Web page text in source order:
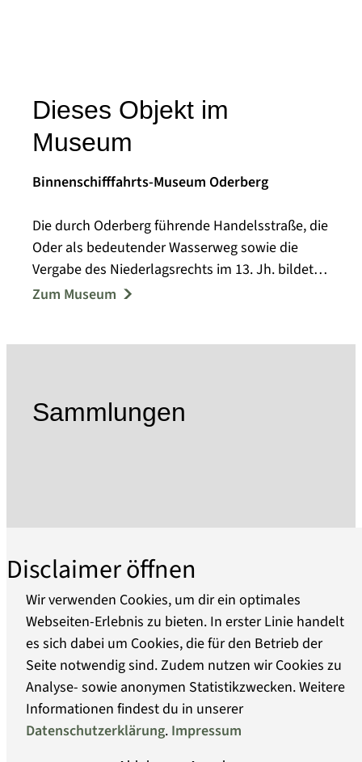
Dieses Objekt im
Museum
Binnenschifffahrts-Museum Oderberg
Die durch Oderberg führende Handelsstraße, die
Oder als bedeutender Wasserweg sowie die
Vergabe des Niederlagsrechts im 13. Jh. bildeten
die Grundlage regen Handels in der Region, von
Wirtschaft, wobei der Schiffbau in der zweiten
Hälfte des 19. Jh. besonders prosperierte.
Binnenschifffahrt im Odergebiet liegt. Die
technische Entwicklung der Schiffe des
Oderraumes und ihre Besonderheiten werden
an Hand von Modellen, Abbildungen und
Dokumenten dargestellt. Seit 1979 liegt der 1897
gebaute Seitenraddampfer RIESA an der Alten
Oder im Museumspark.
Die in 2012 beginnenden Umstrukturierungs-
und Baumassnahmen haben zum Ziel, die
Zum Museum
Sammlungen
Über uns
Barrierefreiheit
Datenschutz
Disclaimer öffnen
Wir verwenden Cookies, um dir ein optimales
Webseiten-Erlebnis zu bieten. In erster Linie handelt
es sich dabei um Cookies, die für den Betrieb der
Seite notwendig sind. Zudem nutzen wir Cookies zu
Analyse- sowie anonymen Statistikzwecken. Weitere
Informationen findest du in unserer
Datenschutzerklärung. Impressum